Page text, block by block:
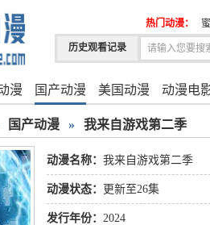
历史观看记录
热门动漫：
漫 国产动漫 美国动漫 动漫电
国产动漫 » 我来自游戏第二季
动漫名称： 我来自游戏第二季
动漫状态： 更新至26集
发行年份： 2024